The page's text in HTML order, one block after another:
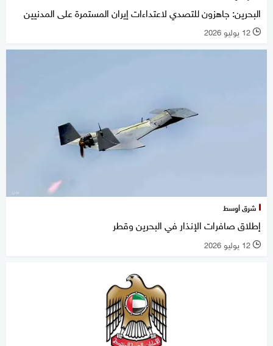
البحرين: جاهزون للتصدي لاعتداءات إيران المستمرة على المدنيين
l 12 يوليو 2026
شرق أوسط
إطلاق صافرات الإنذار في البحرين وقطر
l 12 يوليو 2026